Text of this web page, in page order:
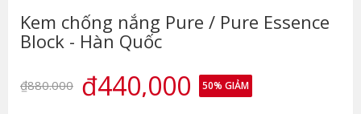
Kem chống nắng Pure / Pure Essence
Block - Hàn Quốc
₫880.000 ₫440,000 50% GIẢM